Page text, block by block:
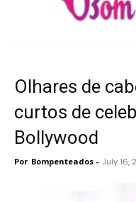
Olhares de
curtos de
Bollywood
Por Bompenteados - July 16,